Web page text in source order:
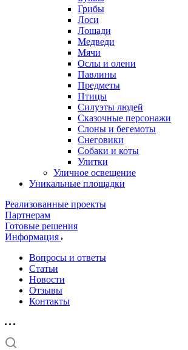
Грибы
Лоси
Лошади
Медведи
Мячи
Ослы и олени
Павлины
Предметы
Птицы
Силуэты людей
Сказочные персонажи
Слоны и бегемоты
Снеговики
Собаки и коты
Улитки
Уличное освещение
Уникальные площадки
Реализованные проекты
Партнерам
Готовые решения
Информация
Вопросы и ответы
Статьи
Новости
Отзывы
Контакты